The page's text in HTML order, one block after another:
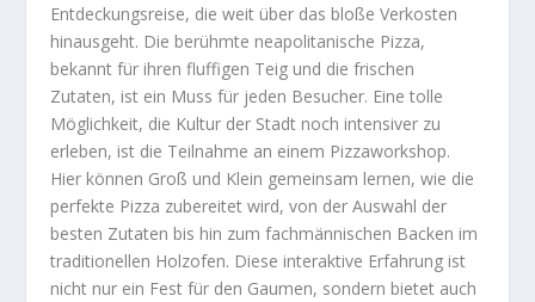
Entdeckungsreise, die weit über das bloße Verkosten
hinausgeht. Die berühmte neapolitanische Pizza,
bekannt für ihren fluffigen Teig und die frischen
Zutaten, ist ein Muss für jeden Besucher. Eine tolle
Möglichkeit, die Kultur der Stadt noch intensiver zu
erleben, ist die Teilnahme an einem Pizzaworkshop.
Hier können Groß und Klein gemeinsam lernen, wie die
perfekte Pizza zubereitet wird, von der Auswahl der
besten Zutaten bis hin zum fachmännischen Backen im
traditionellen Holzofen. Diese interaktive Erfahrung ist
nicht nur ein Fest für den Gaumen, sondern bietet auch